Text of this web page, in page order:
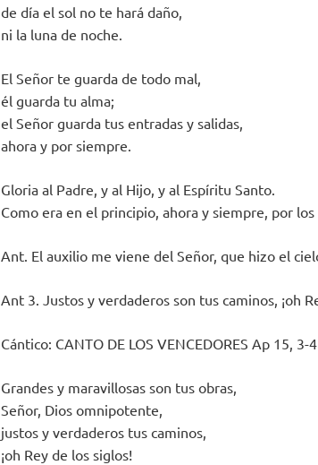
de día el sol no te hará daño,
ni la luna de noche.
El Señor te guarda de todo mal,
él guarda tu alma;
el Señor guarda tus entradas y salidas,
ahora y por siempre.
Gloria al Padre, y al Hijo, y al Espíritu Santo.
Como era en el principio, ahora y siempre, por
Ant. El auxilio me viene del Señor, que hizo el
Ant 3. Justos y verdaderos son tus caminos, ¡oh
Cántico: CANTO DE LOS VENCEDORES Ap 15, 3-4
Grandes y maravillosas son tus obras,
Señor, Dios omnipotente,
justos y verdaderos tus caminos,
¡oh Rey de los siglos!